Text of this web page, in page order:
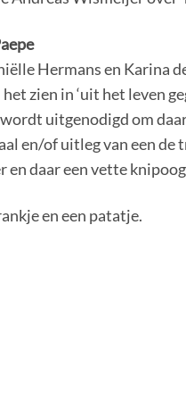
Hermans en Karina
zien in ‘uit het leven
uitgenodigd om
en/of uitleg van een
daar een vette
en een patatje.